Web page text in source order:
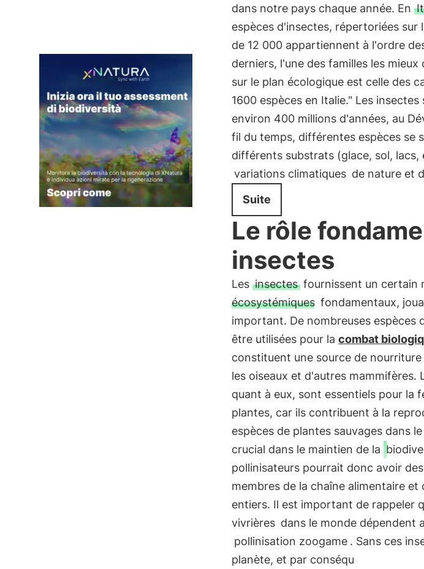
dans notre pays chaque année. En
espèces d'insectes, répertoriées sur
de 12 000 appartiennent à l'ordre
derniers, l'une des familles les
sur le plan écologique est celle des
1600 espèces en Italie." Les
environ 400 millions d'années, au
fil du temps, différentes espèces se
différents substrats (glace, sol,
variations climatiques de nature et
Suite
Le rôle
insectes
Les insectesfournissent un certain
écosystémiques fondamentaux,
important. De nombreuses espèces
être utilisées pour la combat
constituent une source de
les oiseaux et d'autres mammifères.
quant à eux, sont essentiels pour la
plantes, car ils contribuent à la
espèces de plantes sauvages dans
crucial dans le maintien de la
pollinisateurs pourrait donc avoir
membres de la chaîne alimentaire
entiers. Il est important de rappeler
vivrières dans le monde dépendent
pollinisation zoogame . Sans ces
planète, et par conséqu